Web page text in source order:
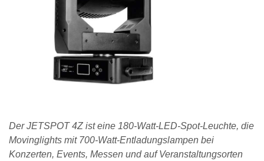
Der JETSPOT 4Z ist eine 180-Watt-LED-Spot-Leuchte, die
Movinglights mit 700-Watt-Entladungslampen bei
Konzerten, Events, Messen und auf Veranstaltungsorten